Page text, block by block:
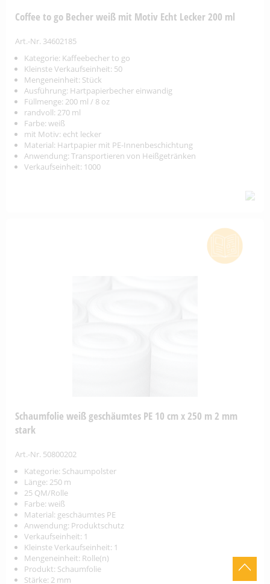
Coffee to go Becher weiß mit Motiv Echt Lecker 200 ml
Art.-Nr. 34602185
Kategorie: Kaffeebecher to go
Kleinste Verkaufseinheit: 50
Mengeneinheit: Stück
Ausführung: Hartpapierbecher einwandig
Füllmenge: 200 ml / 8 oz
randvoll: 270 ml
Farbe: weiß
mit Motiv: echt lecker
Material: Hartpapier mit PE-Innenbeschichtung
Anwendung: Transportieren von Heißgetränken
Verkaufseinheit: 1000
Schaumfolie weiß geschäumtes PE 10 cm x 250 m 2 mm
stark
Art.-Nr. 50800202
Kategorie: Schaumpolster
Länge: 250 m
25 QM/Rolle
Farbe: weiß
Material: geschäumtes PE
Anwendung: Produktschutz
Verkaufseinheit: 1
Kleinste Verkaufseinheit: 1
Mengeneinheit: Rolle(n)
Produkt: Schaumfolie
Stärke: 2 mm